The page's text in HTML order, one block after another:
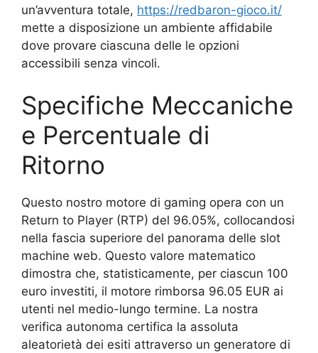
un’avventura totale, https://redbaron-gioco.it/
mette a disposizione un ambiente affidabile
dove provare ciascuna delle le opzioni
accessibili senza vincoli.
Specifiche Meccaniche
e Percentuale di
Ritorno
Questo nostro motore di gaming opera con un
Return to Player (RTP) del 96.05%, collocandosi
nella fascia superiore del panorama delle slot
machine web. Questo valore matematico
dimostra che, statisticamente, per ciascun 100
euro investiti, il motore rimborsa 96.05 EUR ai
utenti nel medio-lungo termine. La nostra
verifica autonoma certifica la assoluta
aleatorietà dei esiti attraverso un generatore di